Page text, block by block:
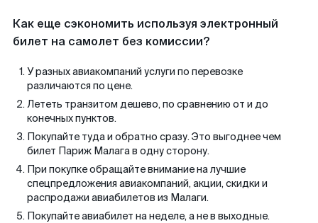
Как еще сэкономить используя электронный
билет на самолет без комиссии?
У разных авиакомпаний услуги по перевозке
различаются по цене.
Лететь транзитом дешево, по сравнению от и до
конечных пунктов.
Покупайте туда и обратно сразу. Это выгоднее чем
билет Париж Малага в одну сторону.
При покупке обращайте внимание на лучшие
спецпредложения авиакомпаний, акции, скидки и
распродажи авиабилетов из Малаги.
Покупайте авиабилет на неделе, а не в выходные.